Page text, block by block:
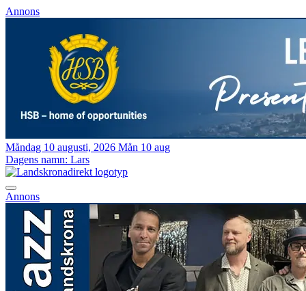
Annons
Måndag 10 augusti, 2026 Mån 10 aug
Dagens namn: Lars
Annons